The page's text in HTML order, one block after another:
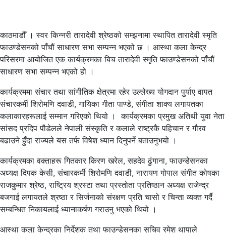
काठमाडौँ । स्वर किन्नरी तारादेवी श्रेष्ठको सम्झनामा स्थापित तारादेवी स्मृति
फाउण्डेसनको पाँचौं साधारण सभा सम्पन्न भएको छ । आस्था कला केन्द्र
परिसरमा आयोजित एक कार्यक्रमका बिच तारादेवी स्मृति फाउण्डेसनको पाँचौं
साधारण सभा सम्पन्न भएको हो ।
कार्यक्रममा संचार तथा सांगीतिक क्षेत्रमा रहेर उल्लेख्य योगदान पुर्याए वापत
संचारकर्मी शिरोमणि दवाडी, गायिका गीता पाण्डे, संगीता शाक्य लगायतका
कलाकारहरूलाई सम्मान गरिएको थियो । कार्यक्रमका प्रमुख अतिथी युवा नेता
सांसद प्रदिप पौडेलले नेपाली संस्कृति र कलाले राष्ट्रकै पहिचान र गौरव
बढाउने हुँदा राज्यले यस तर्फ विषेश ध्यान दिनुपर्ने बताउनुभयो ।
कार्यक्रमका वक्ताहरू गितकार किरण खरेल, सहदेव ढुंगाना, फाउन्डेसनका
अध्यक्ष दिपक केसी, संचारकर्मी शिरोमणि दवाडी, नारायण गोपाल संगीत कोषका
राजकुमार श्रेष्ठ, राष्ट्रिय श्रस्टा तथा प्रस्तोता प्रतिष्ठान अध्यक्ष राजेन्द्र
बजगाई लगायतले श्रष्ठा र सिर्जनाको संरक्षण प्रति चासो र चिन्ता व्यक्त गर्दै
सम्बन्धित निकायलाई ध्यानाकर्षण गराउनु भएको थियो ।
आस्था कला केन्द्रका निर्देशक तथा फाउन्डेसनका सचिव रमेश थापाले